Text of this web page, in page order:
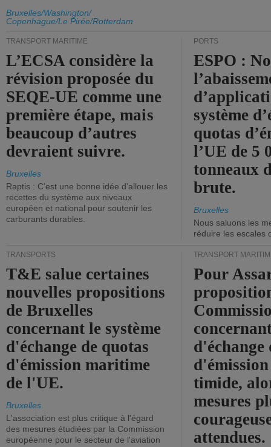
Bruxelles/Washington/
Copenhague/Le Pirée/Rotterdam
TRANSPORT MARITIME
L’ECSA considère la
révision proposée du
SEQE-UE comme une
première étape, mais
beaucoup d’autres
devraient suivre.
Bruxelles
Raptis : C’est une bonne idée d’allouer les
recettes du système aux niveaux
européen et national pour soutenir les
carburants durables.
PORTS
ESPO :
système
quotas
l’UE de 5
tonneaux
brute.
Bruxelles
Nous saluons les
réduire les escales
TRANSPORTS
T&E salue certaines
nouvelles propositions
de Bruxelles
concernant le système
d'échange de quotas
d'émission maritime
de l'UE.
Bruxelles
L'association est plus critique à l'égard
des mesures étudiées par la Commission
européenne pour le secteur de l'aviation
TRANSPORT
Pour
d'échange
timide,
mesures
attendues.